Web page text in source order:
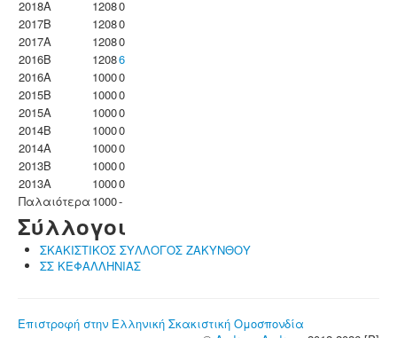
2018A
12080
2017B
12080
2017A
12080
2016B
12086
2016A
10000
2015B
10000
2015A
10000
2014B
10000
2014A
10000
2013B
10000
2013A
10000
Παλαιότερα 1000-
Σύλλογοι
ΣΚΑΚΙΣΤΙΚΟΣ ΣΥΛΛΟΓΟΣ ΖΑΚΥΝΘΟΥ
ΣΣ ΚΕΦΑΛΛΗΝΙΑΣ
Επιστροφή στην Ελληνική Σκακιστική Ομοσπονδία